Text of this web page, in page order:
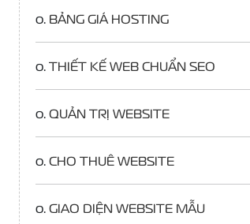
o. BẢNG GIÁ HOSTING
o. THIẾT KẾ WEB CHUẨN SEO
o. QUẢN TRỊ WEBSITE
o. CHO THUÊ WEBSITE
o. GIAO DIỆN WEBSITE MẪU